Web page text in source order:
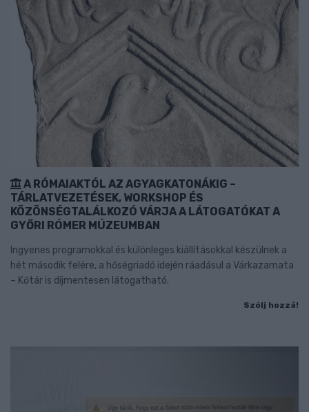
A RÓMAIAKTÓL AZ AGYAGKATONÁKIG –
TÁRLATVEZETÉSEK, WORKSHOP ÉS
KÖZÖNSÉGTALÁLKOZÓ VÁRJA A LÁTOGATÓKAT A
GYŐRI RÓMER MÚZEUMBAN
Ingyenes programokkal és különleges kiállításokkal készülnek a
hét második felére, a hőségriadó idején ráadásul a Várkazamata
– Kőtár is díjmentesen látogatható.
Szólj hozzá!